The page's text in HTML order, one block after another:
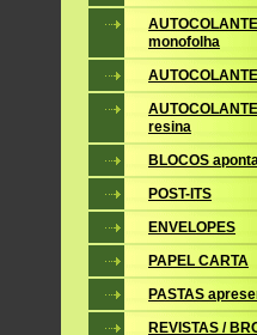
monofolha
resina
BLOCOS
POST-ITS
ENVELOPES
PAPEL CARTA
PASTAS
REVISTAS /